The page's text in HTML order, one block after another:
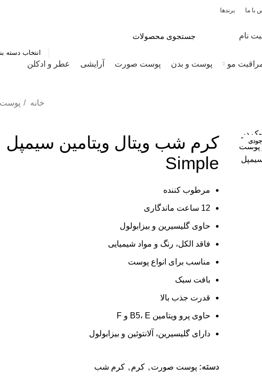
با ما برندها
نام
انتخاب دسته
مو پوست و بدن پوست صورت آرایشی عطر و ادکلن
خانه
کرم شب ویتال ویتامین سیمپل
Simple
مرطوب کننده
12 ساعت ماندگاری
حاوی گلیسیرین و بیزابولول
فاقد الکل، رنگ و مواد شیمیایی
مناسب برای انواع پوست
بافت سبک
قدرت جذب بالا
حاوی پرو ویتامین B5، E و F
دارای گلیسیرین، آلانتوئین و بیزابولول
دسته: پوست صورت , کرم , کرم شب